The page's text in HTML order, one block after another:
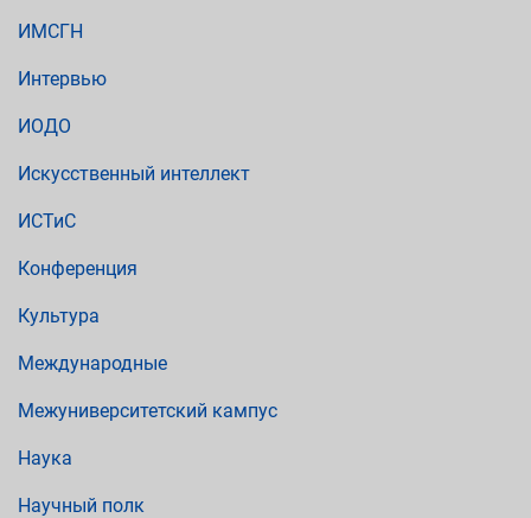
ИМСГН
Интервью
ИОДО
Искусственный интеллект
ИСТиС
Конференция
Культура
Международные
Межуниверситетский кампус
Наука
Научный полк